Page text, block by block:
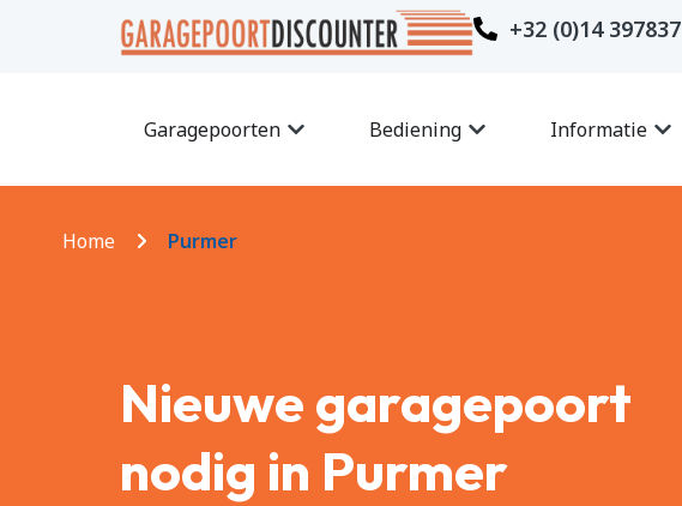
+32 (0)14 397837
Garagepoorten Bediening Informatie
Home Purmer
Nieuwe garagepoort
nodig in Purmer